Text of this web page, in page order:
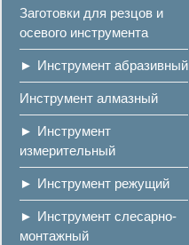
Заготовки для резцов и
осевого инструмента
Инструмент абразивный
Инструмент алмазный
Инструмент
измерительный
Инструмент режущий
Инструмент слесарно-
монтажный